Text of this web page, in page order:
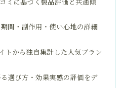
間・副作用・使い心地の詳細
トから独自集計した人気ブラン
選び方・効果実感の評価をデ